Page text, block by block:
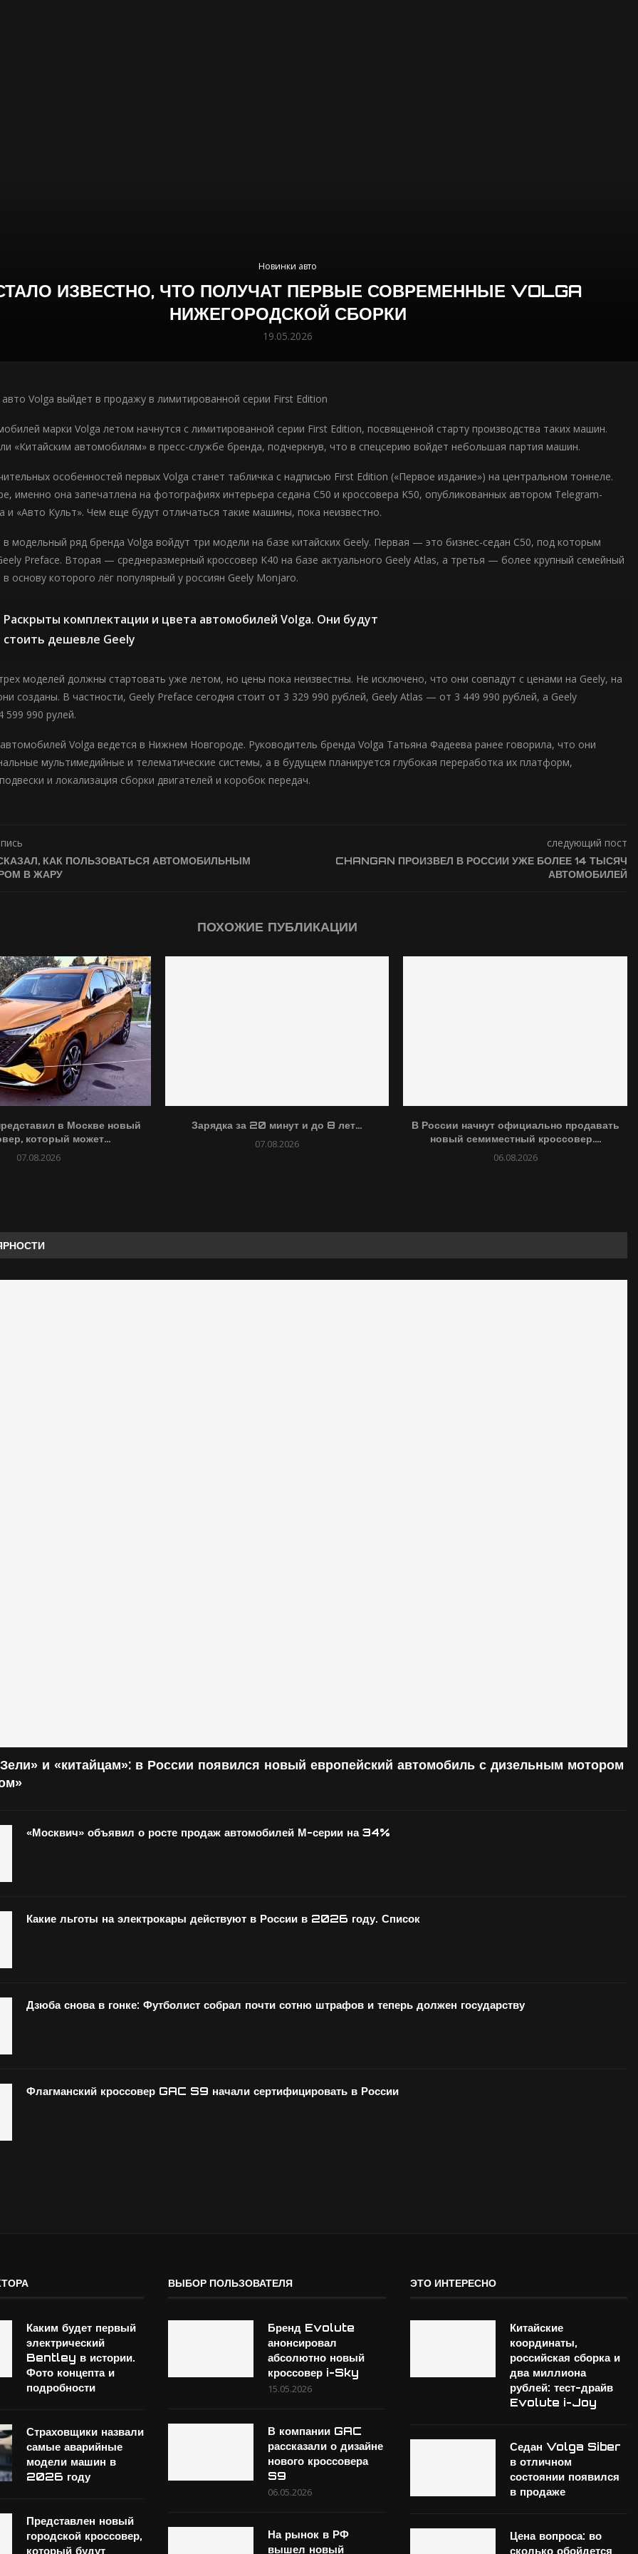
Новинки авто
ИЗВЕСТНО, ЧТО ПОЛУЧАТ ПЕРВЫЕ СОВРЕМЕННЫЕ VOLGA
НИЖЕГОРОДСКОЙ СБОРКИ
19.05.2026
Volga выйдет в продажу в лимитированной серии First Edition
марки Volga летом начнутся с лимитированной серии First Edition, посвященной старту производства таких машин.
«Китайским автомобилям» в пресс-службе бренда, подчеркнув, что в спецсерию войдет небольшая партия машин.
особенностей первых Volga станет табличка с надписью First Edition («Первое издание») на центральном тоннеле.
именно она запечатлена на фотографиях интерьера седана C50 и кроссовера K50, опубликованных автором Telegram-
и «Авто Культ». Чем еще будут отличаться такие машины, пока неизвестно.
модельный ряд бренда Volga войдут три модели на базе китайских Geely. Первая — это бизнес-седан C50, под которым
Preface. Вторая — среднеразмерный кроссовер K40 на базе актуального Geely Atlas, а третья — более крупный семейный
в основу которого лёг популярный у россиян Geely Monjaro.
Раскрыты комплектации и цвета автомобилей Volga. Они будут
стоить дешевле Geely
моделей должны стартовать уже летом, но цены пока неизвестны. Не исключено, что они совпадут с ценами на Geely, на
созданы. В частности, Geely Preface сегодня стоит от 3 329 990 рублей, Geely Atlas — от 3 449 990 рублей, а Geely
990 рулей.
Volga ведется в Нижнем Новгороде. Руководитель бренда Volga Татьяна Фадеева ранее говорила, что они
мультимедийные и телематические системы, а в будущем планируется глубокая переработка их платформ,
и локализация сборки двигателей и коробок передач.
КАК ПОЛЬЗОВАТЬСЯ АВТОМОБИЛЬНЫМ
В ЖАРУ
следующий пост
CHANGAN ПРОИЗВЕЛ В РОССИИ УЖЕ БОЛЕЕ 14 ТЫСЯЧ
АВТОМОБИЛЕЙ
ПОХОЖИЕ ПУБЛИКАЦИИ
в Москве новый
который может...
07.08.2026
Зарядка за 20 минут и до 8 лет...
07.08.2026
В России начнут официально продавать
новый семиместный кроссовер....
06.08.2026
и «китайцам»: в России появился новый европейский автомобиль с дизельным мотором
«Москвич» объявил о росте продаж автомобилей М-серии на 34%
Какие льготы на электрокары действуют в России в 2026 году. Список
Дзюба снова в гонке: Футболист собрал почти сотню штрафов и теперь должен государству
Флагманский кроссовер GAC S9 начали сертифицировать в России
Каким будет первый
электрический
Bentley в истории.
Фото концепта и
подробности
Страховщики назвали
самые аварийные
модели машин в
2026 году
Представлен новый
городской кроссовер,
который будут
ВЫБОР ПОЛЬЗОВАТЕЛЯ
Бренд Evolute
анонсировал
абсолютно новый
кроссовер i-Sky
15.05.2026
В компании GAC
рассказали о дизайне
нового кроссовера
S9
06.05.2026
На рынок в РФ
вышел новый
ЭТО ИНТЕРЕСНО
Китайские
координаты,
российская сборка и
два миллиона
рублей: тест-драйв
Evolute i-Joy
Седан Volga Siber
в отличном
состоянии появился
в продаже
Цена вопроса: во
сколько обойдется